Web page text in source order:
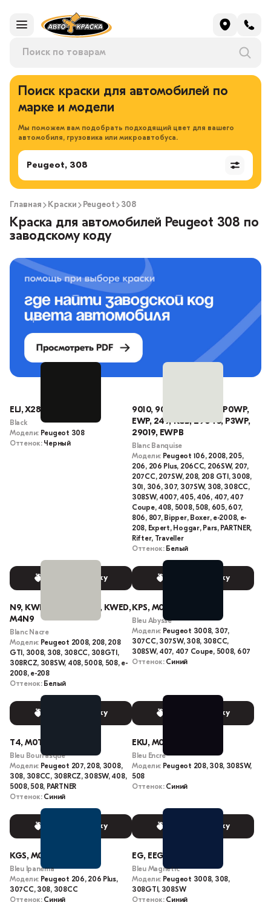
Поиск краски для автомобилей по
марке и модели
Мы поможем вам подобрать подходящий цвет для вашего
автомобиля, грузовика или микроавтобуса.
Peugeot, 308
Главная Краски Peugeot 308
Краска для автомобилей Peugeot 308 по
заводскому коду
ELJ, X28, 2569
Black
Модели: Peugeot 308
Оттенок: Черный
Выбрать краску
9010, 9019, WP, EWPA, P0WP,
EWP, 249, KCB, 29040, P3WP,
29019, EWPB
Blanc Banquise
Модели: Peugeot 106, 2008, 205,
206, 206 Plus, 206CC, 206SW, 207,
207CC, 207SW, 208, 208 GTI, 3008,
301, 306, 307, 307SW, 308, 308CC,
308SW, 4007, 405, 406, 407, 407
Coupe, 408, 5008, 508, 605, 607,
806, 807, Bipper, Boxer, e-2008, e-
208, Expert, Hoggar, Pars, PARTNER,
Rifter, Traveller
Оттенок: Белый
Выбрать краску
N9, KWE, M6N9, N9M6, KWED,
M4N9
Blanc Nacre
Модели: Peugeot 2008, 208, 208
GTI, 3008, 308, 308CC, 308GTI,
308RCZ, 308SW, 408, 5008, 508, e-
2008, e-208
Оттенок: Белый
Выбрать краску
KPS, M05S, KPSC
Bleu Abysse
Модели: Peugeot 3008, 307,
307CC, 307SW, 308, 308CC,
308SW, 407, 407 Coupe, 5008, 607
Оттенок: Синий
Выбрать краску
T4, M0T4, KGN
Bleu Bourrasque
Модели: Peugeot 207, 208, 3008,
308, 308CC, 308RCZ, 308SW, 408,
5008, 508, PARTNER
Оттенок: Синий
Выбрать краску
EKU, M0KU
Bleu Encre
Модели: Peugeot 208, 308, 308SW,
508
Оттенок: Синий
Выбрать краску
KGS, M0T8, KGSD
Bleu Ipanema
Модели: Peugeot 206, 206 Plus,
307CC, 308, 308CC
Оттенок: Синий
EG, EEG, M0EG
Bleu Magnetic
Модели: Peugeot 3008, 308,
308GTI, 308SW
Оттенок: Синий